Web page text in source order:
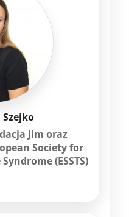
Jim oraz
Society for
(ESSTS)